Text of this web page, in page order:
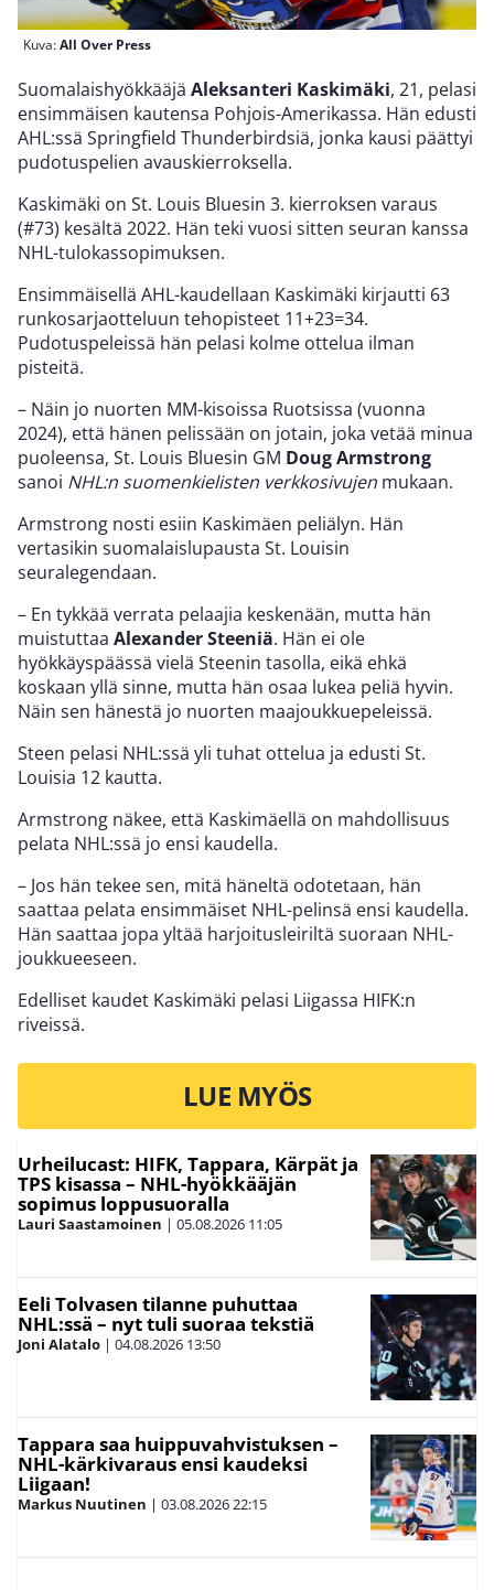
Kuva:All Over Press
Suomalaishyökkääjä Aleksanteri Kaskimäki, 21, pelasi
ensimmäisen kautensa Pohjois-Amerikassa. Hän edusti
AHL:ssä Springfield Thunderbirdsiä, jonka kausi päättyi
pudotuspelien avauskierroksella.
Kaskimäki on St. Louis Bluesin 3. kierroksen varaus
(#73) kesältä 2022. Hän teki vuosi sitten seuran kanssa
NHL-tulokassopimuksen.
Ensimmäisellä AHL-kaudellaan Kaskimäki kirjautti 63
runkosarjaotteluun tehopisteet 11+23=34.
Pudotuspeleissä hän pelasi kolme ottelua ilman
pisteitä.
– Näin jo nuorten MM-kisoissa Ruotsissa (vuonna
2024), että hänen pelissään on jotain, joka vetää minua
puoleensa, St. Louis Bluesin GM Doug Armstrong
sanoi NHL:n suomenkielisten verkkosivujen mukaan.
Armstrong nosti esiin Kaskimäen peliälyn. Hän
vertasikin suomalaislupausta St. Louisin
seuralegendaan.
– En tykkää verrata pelaajia keskenään, mutta hän
muistuttaa Alexander Steeniä. Hän ei ole
hyökkäyspäässä vielä Steenin tasolla, eikä ehkä
koskaan yllä sinne, mutta hän osaa lukea peliä hyvin.
Näin sen hänestä jo nuorten maajoukkuepeleissä.
Steen pelasi NHL:ssä yli tuhat ottelua ja edusti St.
Louisia 12 kautta.
Armstrong näkee, että Kaskimäellä on mahdollisuus
pelata NHL:ssä jo ensi kaudella.
– Jos hän tekee sen, mitä häneltä odotetaan, hän
saattaa pelata ensimmäiset NHL-pelinsä ensi kaudella.
Hän saattaa jopa yltää harjoitusleiriltä suoraan NHL-
joukkueeseen.
Edelliset kaudet Kaskimäki pelasi Liigassa HIFK:n
riveissä.
LUE MYÖS
Urheilucast: HIFK, Tappara, Kärpät ja
TPS kisassa – NHL-hyökkääjän
sopimus loppusuoralla
Lauri Saastamoinen | 05.08.2026 11:05
Eeli Tolvasen tilanne puhuttaa
NHL:ssä – nyt tuli suoraa tekstiä
Joni Alatalo | 04.08.2026 13:50
Tappara saa huippuvahvistuksen –
NHL-kärkivaraus ensi kaudeksi
Liigaan!
Markus Nuutinen | 03.08.202622:15